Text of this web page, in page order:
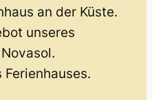
an der Küste.
unseres